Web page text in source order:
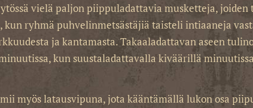
vielä paljon piippuladattavia musketteja,
ryhmä puhvelinmetsästäjiä taisteli intiaaneja
ja kantamasta. Takaaladattavan aseen
kun suustaladattavalla kiväärillä
myös latausvipuna, jota kääntämällä lukon osa